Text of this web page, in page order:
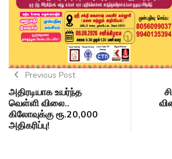
Previous Post
அதிரடியாக உயர்ந்த
வெள்ளி விலை..
கிலோவுக்கு ரூ.20,000
அதிகரிப்பு!